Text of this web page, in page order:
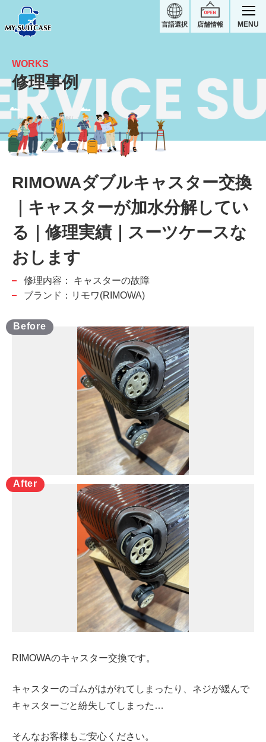
店舗情報
言語選択 MENU
キャスターが加水分解しているダブルキャスター交換｜RIMOWAスーツケース修理実績
WORKS
修理事例
RIMOWAダブルキャスター交換
｜キャスターが加水分解してい
る｜修理実績｜スーツケースな
おします
修理内容：
キャスターの故障
ブランド：リモワ(RIMOWA)
RIMOWAのキャスター交換です。
キャスターのゴムがはがれてしまったり、ネジが緩んで
キャスターごと紛失してしまった…
そんなお客様もご安心ください。